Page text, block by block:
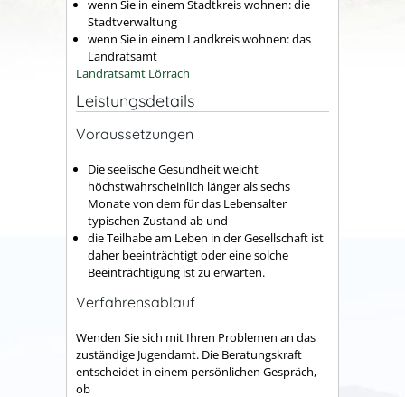
wenn Sie in einem Stadtkreis wohnen: die
Stadtverwaltung
wenn Sie in einem Landkreis wohnen: das
Landratsamt
Landratsamt Lörrach
Leistungsdetails
Voraussetzungen
Die seelische Gesundheit weicht
höchstwahrscheinlich länger als sechs
Monate von dem für das Lebensalter
typischen Zustand ab und
die Teilhabe am Leben in der Gesellschaft ist
daher beeinträchtigt oder eine solche
Beeinträchtigung ist zu erwarten.
Verfahrensablauf
Wenden Sie sich mit Ihren Problemen an das
zuständige Jugendamt. Die Beratungskraft
entscheidet in einem persönlichen Gespräch,
ob